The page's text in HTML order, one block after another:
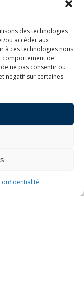
des technologies
ou accéder aux
à ces technologies nous
comportement de
ne pas consentir ou
négatif sur certaines